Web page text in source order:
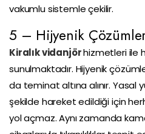
vakumlu sistemle çekilir.
5 – Hijyenik
Kiralık vidanjörhizmetleri ile
sunulmaktadır. Hijyenik
da teminat altına alınır. Yasal
şekilde hareket edildiği için
yol açmaz. Aynı zamanda